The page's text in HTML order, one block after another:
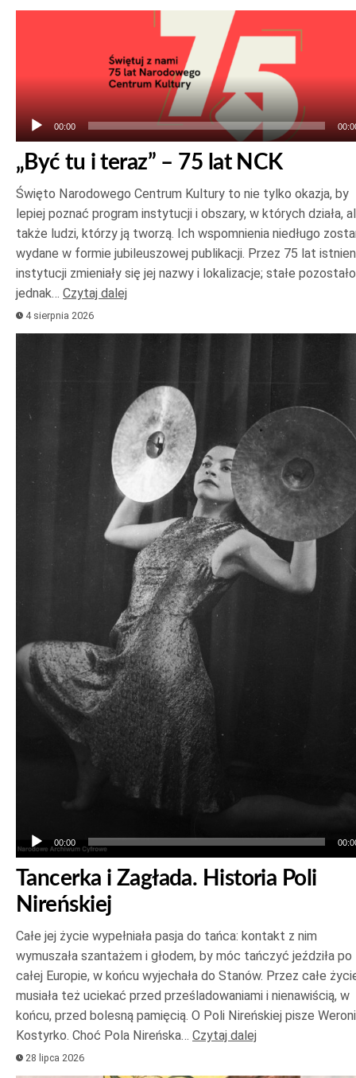
00:00
„Być tu i teraz” – 75 lat NCK
Święto Narodowego Centrum Kultury to nie tylko okazja, by
lepiej poznać program instytucji i obszary, w których działa,
także ludzi, którzy ją tworzą. Ich wspomnienia niedługo
wydane w formie jubileuszowej publikacji. Przez 75 lat
instytucji zmieniały się jej nazwy i lokalizacje; stałe pozostało
jednak… Czytaj dalej
4 sierpnia 2026
00:00
Tancerka i Zagłada. Historia Poli
Nireńskiej
Całe jej życie wypełniała pasja do tańca: kontakt z nim
wymuszała szantażem i głodem, by móc tańczyć jeździła po
całej Europie, w końcu wyjechała do Stanów. Przez całe
musiała też uciekać przed prześladowaniami i nienawiścią, w
końcu, przed bolesną pamięcią. O Poli Nireńskiej pisze
Kostyrko. Choć Pola Nireńska… Czytaj dalej
28 lipca 2026